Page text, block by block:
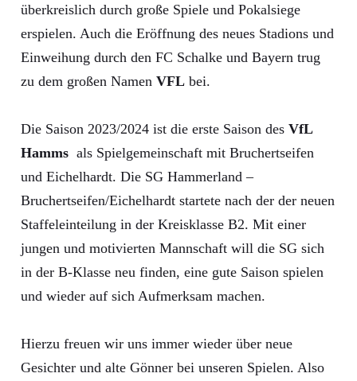
überkreislich durch große Spiele und Pokalsiege
erspielen. Auch die Eröffnung des neues Stadions und
Einweihung durch den FC Schalke und Bayern trug
zu dem großen Namen VFL bei.
Die Saison 2023/2024 ist die erste Saison des VfL
Hamms als Spielgemeinschaft mit Bruchertseifen
und Eichelhardt. Die SG Hammerland –
Bruchertseifen/Eichelhardt startete nach der der neuen
Staffeleinteilung in der Kreisklasse B2. Mit einer
jungen und motivierten Mannschaft will die SG sich
in der B-Klasse neu finden, eine gute Saison spielen
und wieder auf sich Aufmerksam machen.
Hierzu freuen wir uns immer wieder über neue
Gesichter und alte Gönner bei unseren Spielen. Also